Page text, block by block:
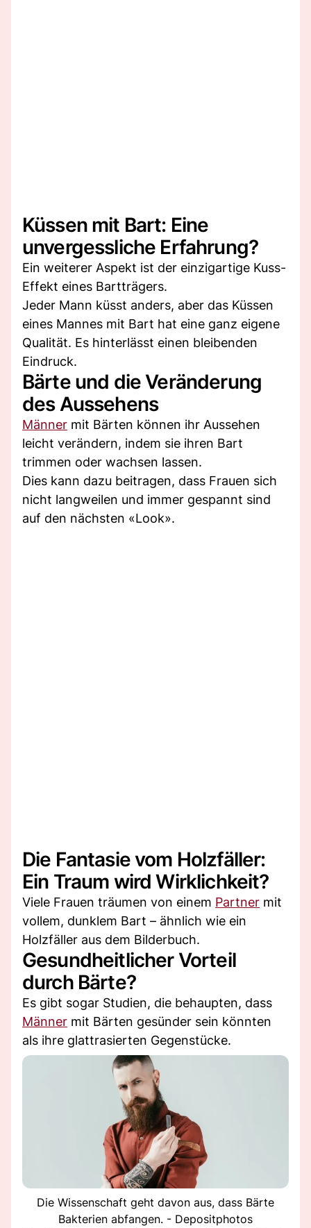
Küssen mit Bart: Eine
unvergessliche Erfahrung?
Ein weiterer Aspekt ist der einzigartige Kuss-
Effekt eines Bartträgers.
Jeder Mann küsst anders, aber das Küssen
eines Mannes mit Bart hat eine ganz eigene
Qualität. Es hinterlässt einen bleibenden
Eindruck.
Bärte und die Veränderung
des Aussehens
Männer mit Bärten können ihr Aussehen
leicht verändern, indem sie ihren Bart
trimmen oder wachsen lassen.
Dies kann dazu beitragen, dass Frauen sich
nicht langweilen und immer gespannt sind
auf den nächsten «Look».
Die Fantasie vom Holzfäller:
Ein Traum wird Wirklichkeit?
Viele Frauen träumen von einem Partner mit
vollem, dunklem Bart – ähnlich wie ein
Holzfäller aus dem Bilderbuch.
Gesundheitlicher Vorteil
durch Bärte?
Es gibt sogar Studien, die behaupten, dass
Männer mit Bärten gesünder sein könnten
als ihre glattrasierten Gegenstücke.
Die Wissenschaft geht davon aus, dass Bärte
Bakterien abfangen. - Depositphotos